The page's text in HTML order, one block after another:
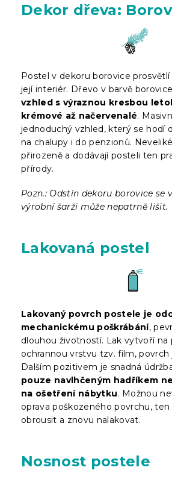
Dekor dřeva:
Postel v dekoru borovice prosvětlí
její interiér. Dřevo v barvě borovice
vzhled s výraznou kresbou
krémové až načervenalé.
jednoduchý vzhled, který se hodí
na chalupy i do penzionů.
přirozeně a dodávají posteli ten
přírody.
Pozn.: Odstín dekoru borovice se
výrobní šarži může nepatrně lišit.
Lakovaná postel
Lakovaný povrch postele je
mechanickému poškrábání,
dlouhou životností. Lak vytvoří na
ochrannou vrstvu tzv. film, povrch
Dalším pozitivem je snadná
pouze navlhčeným hadříkem
na ošetření nábytku. Možnou
oprava poškozeného povrchu,
obrousit a znovu nalakovat.
Nosnost postele